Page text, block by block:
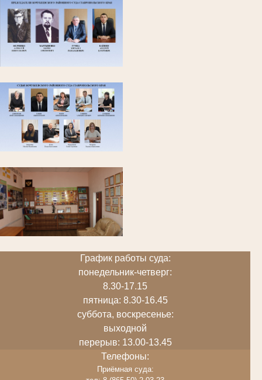
График работы суда:
понедельник-четверг:
8.30-17.15
пятница: 8.30-16.45
суббота, воскресенье:
выходной
перерыв: 13.00-13.45
Телефоны:
Приёмная суда: